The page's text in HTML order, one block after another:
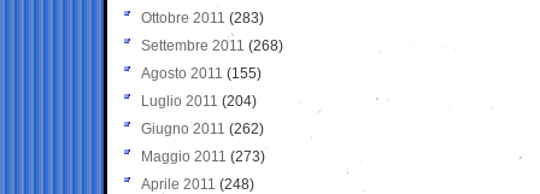
Ottobre 2011 (283)
Settembre 2011 (268)
Agosto 2011 (155)
Luglio 2011 (204)
Giugno 2011 (262)
Maggio 2011 (273)
Aprile 2011 (248)